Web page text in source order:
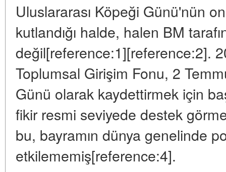
Uluslararası Köpeği Günü'nün
kutlandığı halde, halen BM
değil[reference:1][reference:2].
Toplumsal Girişim Fonu, 2
Günü olarak kaydettirmek için
fikir resmi seviyede destek
bu, bayramın dünya genelinde
etkilememiş[reference:4].